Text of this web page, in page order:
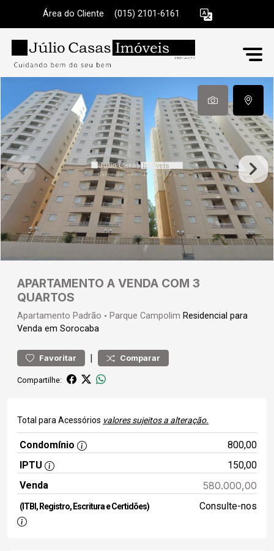
Área do Cliente (015) 2101-6161
APARTAMENTO A VENDA COM 3
QUARTOS
Apartamento Padrão - Parque Campolim Residencial para
Venda em Sorocaba
Favoritar | Comparar
Compartilhe:
Total para Acessórios valores sujeitos a alteração.
Condomínio
800,00
IPTU
150,00
Venda
580.000,00
(ITBI, Registro, Escritura e Certidões) Consulte-nos